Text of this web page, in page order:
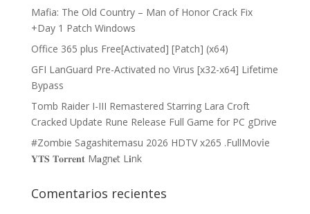
Mafia: The Old Country – Man of Honor Crack Fix
+Day 1 Patch Windows
Office 365 plus Free[Activated] [Patch] (x64)
GFI LanGuard Pre-Activated no Virus [x32-x64] Lifetime
Bypass
Tomb Raider I-III Remastered Starring Lara Croft
Cracked Update Rune Release Full Game for PC gDrive
#Zombie Sagashitemasu 2026 HDTV x265 .FullMov𝗂e
𝐘𝐓𝐒 𝐓𝐨𝐫𝐫𝐞𝐧𝐭 M𝐚gn𝐞t L𝐢nk
Comentarios recientes